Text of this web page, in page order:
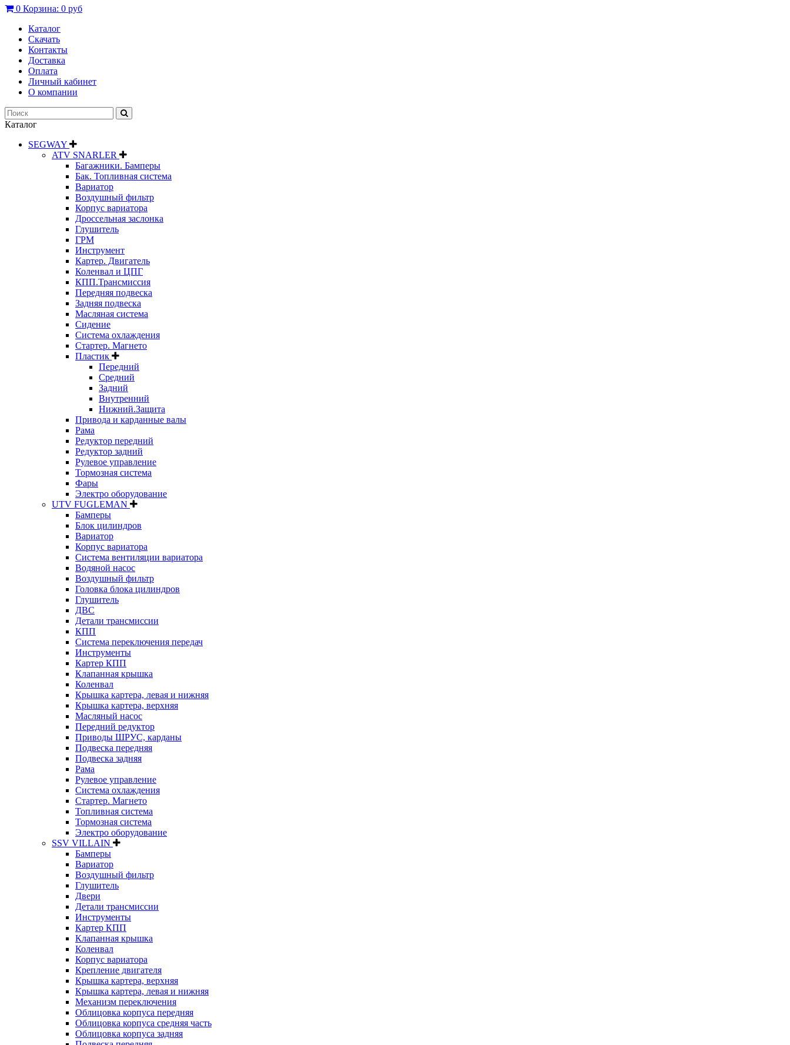
0 Корзина: 0 руб
Каталог
Скачать
Контакты
Доставка
Оплата
Личный кабинет
О компании
Каталог
SEGWAY
ATV SNARLER
Багажники. Бамперы
Бак. Топливная система
Вариатор
Воздушный фильтр
Корпус вариатора
Дроссельная заслонка
Глушитель
ГРМ
Инструмент
Картер. Двигатель
Коленвал и ЦПГ
КПП.Трансмиссия
Передняя подвеска
Задняя подвеска
Масляная система
Сидение
Система охлаждения
Стартер. Магнето
Пластик
Передний
Средний
Задний
Внутренний
Нижний.Защита
Привода и карданные валы
Рама
Редуктор передний
Редуктор задний
Рулевое управление
Тормозная система
Фары
Электро оборудование
UTV FUGLEMAN
Бамперы
Блок цилиндров
Вариатор
Корпус вариатора
Система вентиляции вариатора
Водяной насос
Воздушный фильтр
Головка блока цилиндров
Глушитель
ДВС
Детали трансмиссии
КПП
Система переключения передач
Инструменты
Картер КПП
Клапанная крышка
Коленвал
Крышка картера, левая и нижняя
Крышка картера, верхняя
Масляный насос
Передний редуктор
Приводы ШРУС, карданы
Подвеска передняя
Подвеска задняя
Рама
Рулевое управление
Система охлаждения
Стартер. Магнето
Топливная система
Тормозная система
Электро оборудование
SSV VILLAIN
Бамперы
Вариатор
Воздушный фильтр
Глушитель
Двери
Детали трансмиссии
Инструменты
Картер КПП
Клапанная крышка
Коленвал
Корпус вариатора
Крепление двигателя
Крышка картера, верхняя
Крышка картера, левая и нижняя
Механизм переключения
Облицовка корпуса передняя
Облицовка корпуса средняя часть
Облицовка корпуса задняя